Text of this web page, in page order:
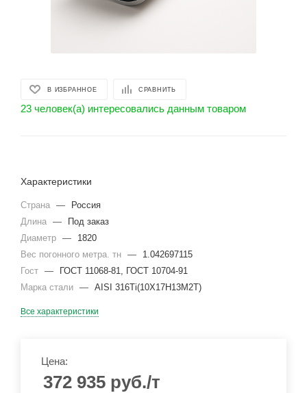
В ИЗБРАННОЕ СРАВНИТЬ
23 человек(а) интересовались данным товаром
Характеристики
Страна —
Россия
Длина —
Под заказ
Диаметр —
1820
Вес погонного метра. тн —
1.042697115
Гост —
ГОСТ 11068-81, ГОСТ 10704-91
Марка стали — AISI 316Ti(10Х17Н13М2Т)
Все характеристики
Цена:
372 935 руб./т